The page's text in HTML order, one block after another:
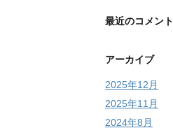
最近のコメント
アーカイブ
2025年12月
2025年11月
2024年8月